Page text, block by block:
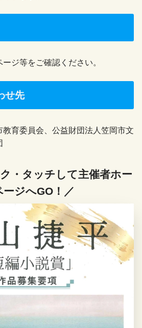
ジ等をご確認ください。
せ先
教育委員会、公益財団法人笠岡市文
・タッチして主催者ホー
ージへGO！／